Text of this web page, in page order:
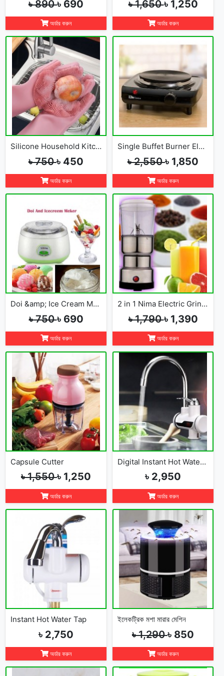
৳ 890৳ 690
অর্ডার করুন
৳ 1,650৳ 1,250
অর্ডার করুন
Silicone Household Kitchen Washing Glove(2pcs)
৳ 750৳ 450
অর্ডার করুন
Single Buffet Burner Electric Hot Plate
৳ 2,550৳ 1,850
অর্ডার করুন
Doi &amp; Ice Cream Maker
৳ 750৳ 690
অর্ডার করুন
2 in 1 Nima Electric Grinder &amp; Blender
৳ 1,790৳ 1,390
অর্ডার করুন
Capsule Cutter
৳ 1,550৳ 1,250
অর্ডার করুন
Digital Instant Hot Water Tap
৳ 2,950
অর্ডার করুন
Instant Hot Water Tap
৳ 2,750
অর্ডার করুন
ইলেকট্রিক মশা মারার মেশিন
৳ 1,290৳ 850
অর্ডার করুন